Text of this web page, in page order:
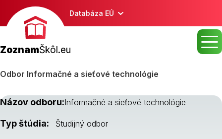
Databáza EÚ
ZoznamŠkôl.eu
Odbor Informačné a sieťové technológie
Názov odboru:Informačné a sieťové technológie
Typ štúdia: Študijný odbor